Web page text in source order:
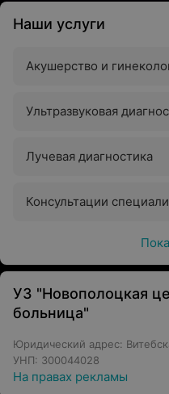
Наши услуги
Акушерство и
Ультразвуковая
Лучевая диагностика
Консультации
УЗ "Новополоцкая
больница"
Юридический адрес:
УНП: 300044028
На правах рекламы